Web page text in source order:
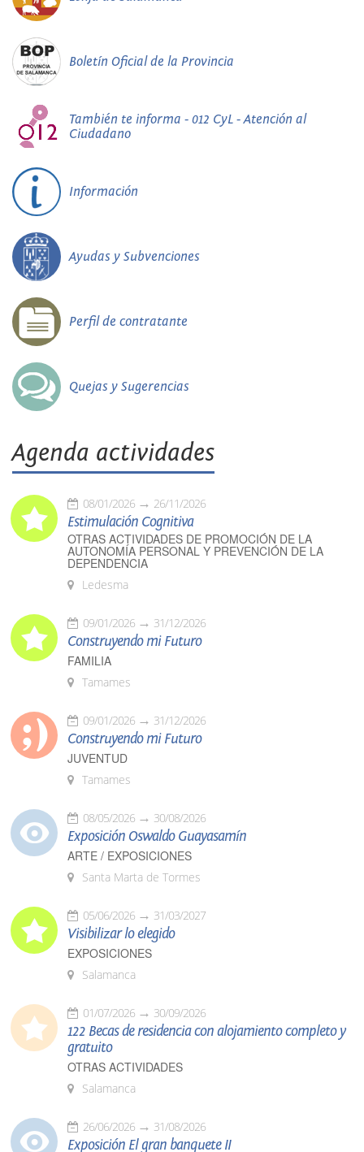
Boletín Oficial de la Provincia
También te informa - 012 CyL - Atención al
Ciudadano
Información
Ayudas y Subvenciones
Perfil de contratante
Quejas y Sugerencias
Agenda actividades
08/01/2026 26/11/2026
Estimulación Cognitiva
OTRAS ACTIVIDADES DE PROMOCIÓN DE LA
AUTONOMÍA PERSONAL Y PREVENCIÓN DE LA
DEPENDENCIA
Ledesma
09/01/2026 31/12/2026
Construyendo mi Futuro
FAMILIA
Tamames
09/01/2026 31/12/2026
Construyendo mi Futuro
JUVENTUD
Tamames
08/05/2026 30/08/2026
Exposición Oswaldo Guayasamín
ARTE / EXPOSICIONES
Santa Marta de Tormes
05/06/2026 31/03/2027
Visibilizar lo elegido
EXPOSICIONES
Salamanca
01/07/2026 30/09/2026
122 Becas de residencia con alojamiento completo y
gratuito
OTRAS ACTIVIDADES
Salamanca
26/06/2026 31/08/2026
Exposición El gran banquete II